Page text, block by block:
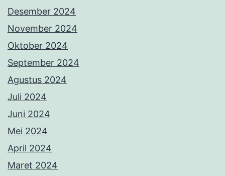
Desember 2024
November 2024
Oktober 2024
September 2024
Agustus 2024
Juli 2024
Juni 2024
Mei 2024
April 2024
Maret 2024